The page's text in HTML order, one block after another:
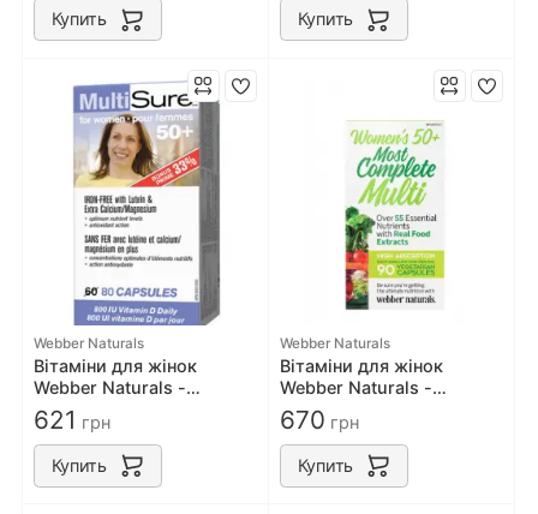
Купить Купить
Webber Naturals
Вітаміни для жінок
Webber Naturals -
Multsure for women 50+
80 капс
621 грн
Купить
Webber Naturals
Вітаміни для жінок
Webber Naturals -
Women's 50+ Most
Complete Multi 90 капс
670 грн
Купить